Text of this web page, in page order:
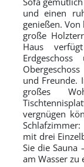
und einen
genießen. Von
große
Haus
und Freunde.
großes
vergnügen
mit drei
Sie die Sauna
am Wasser zu